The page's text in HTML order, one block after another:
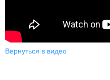
Вернуться в видео